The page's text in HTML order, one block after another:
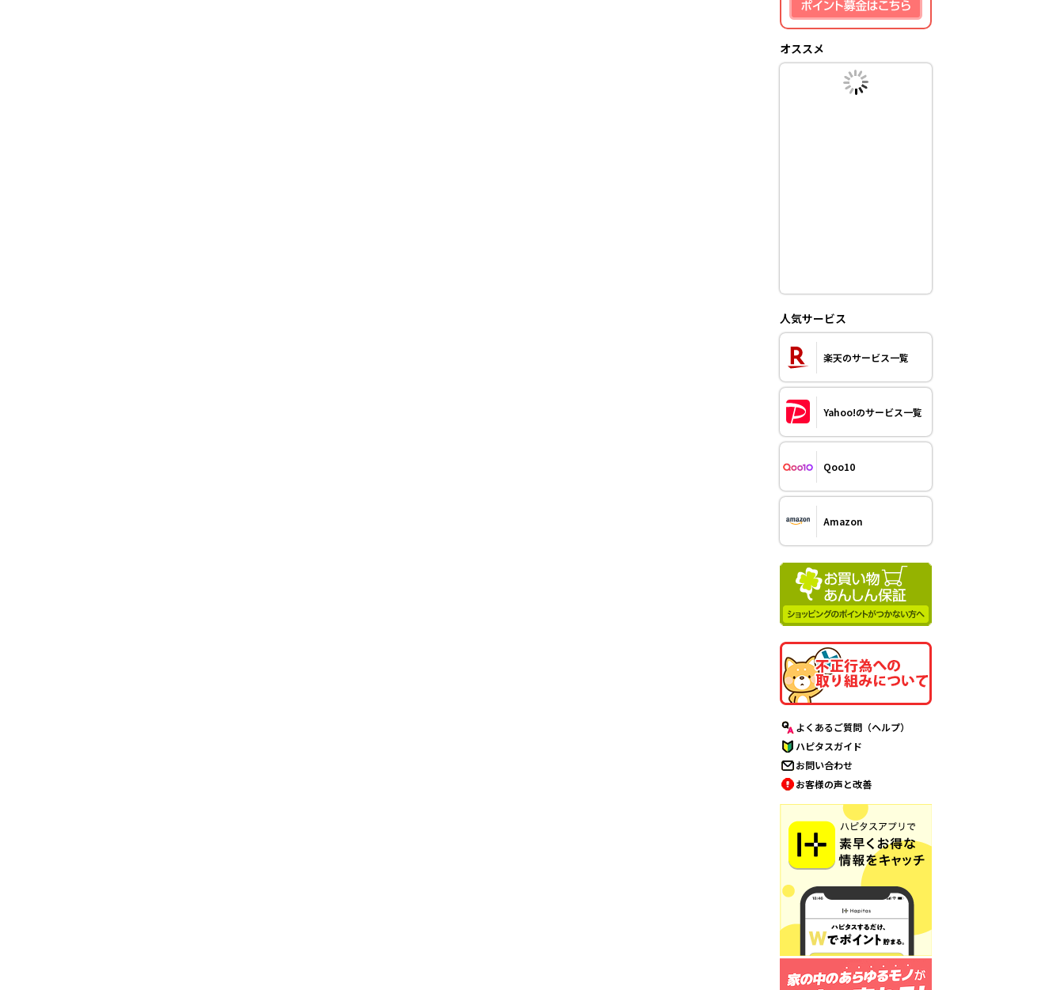
オススメ
人気サービス
楽天のサービス一覧
Yahoo!のサービス一覧
Qoo10
Amazon
よくあるご質問（ヘルプ）
ハピタスガイド
お問い合わせ
お客様の声と改善